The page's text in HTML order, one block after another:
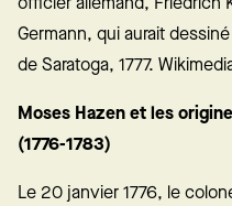
Germann, qui aurait
de Saratoga, 1777.
Moses Hazen et les
(1776-1783)
Le 20 janvier 1776, le